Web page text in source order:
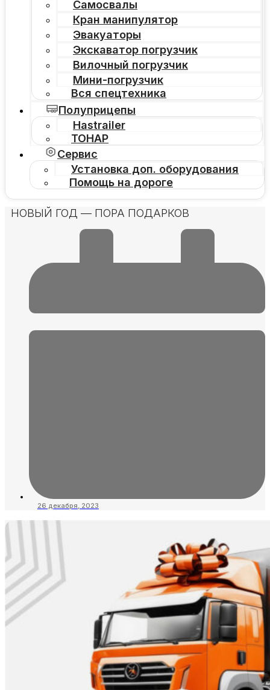
Самосвалы
Кран манипулятор
Эвакуаторы
Экскаватор погрузчик
Вилочный погрузчик
Мини-погрузчик
Вся спецтехника
Полуприцепы
Hastrailer
ТОНАР
Сервис
Установка доп. оборудования
Помощь на дороге
НОВЫЙ ГОД — ПОРА ПОДАРКОВ
26 декабря, 2023